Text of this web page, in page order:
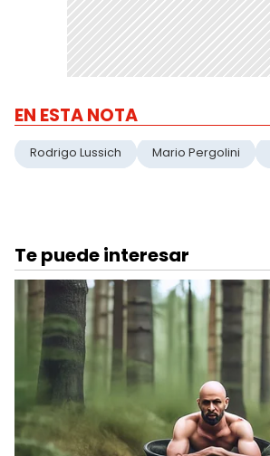
EN ESTA NOTA
Rodrigo Lussich Mario Pergolini